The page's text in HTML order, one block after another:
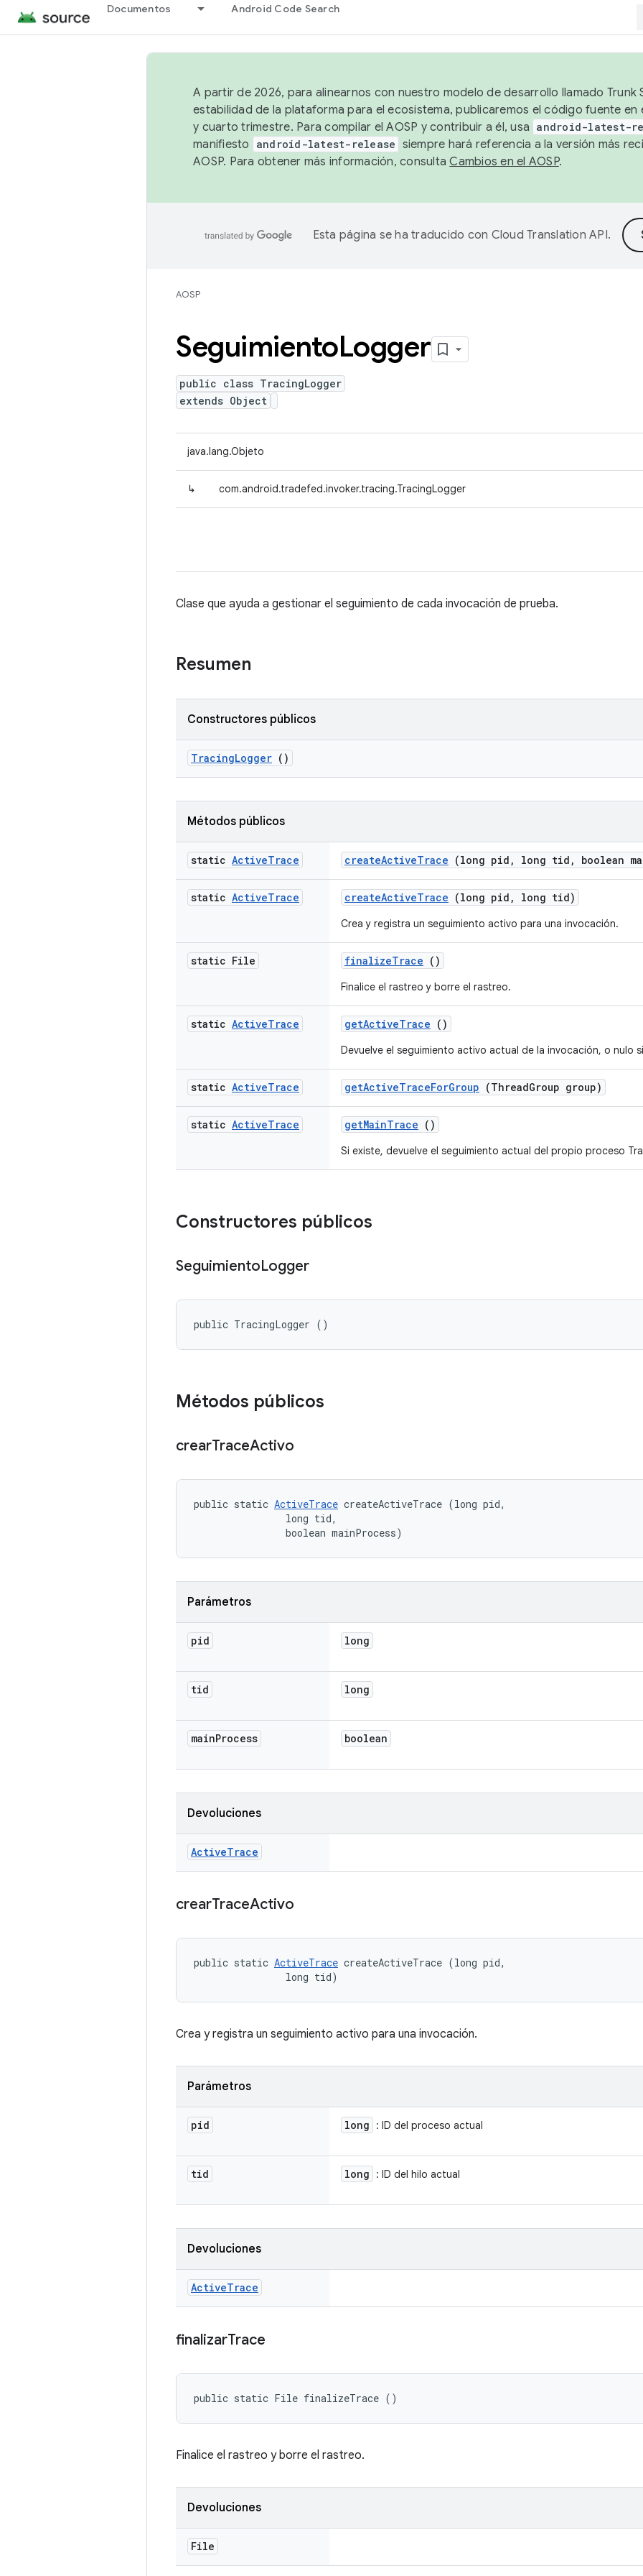
Documentos Android Code Search
A partir de 2026, para alinearnos con nuestro modelo de desarrollo llamado Trunk
estabilidad de la plataforma para el ecosistema, publicaremos el código fuente en
y cuarto trimestre. Para compilar el AOSP y contribuir a él, usa android-latest-
manifiesto
android-latest-release siempre hará referencia a la versión más
AOSP. Para obtener más información, consultaCambios en el AOSP.
Esta página se ha traducido con Cloud Translation API.
AOSP
SeguimientoLogger
public class TracingLogger
extends Object
java.lang.Objeto
↳ com.android.tradefed.invoker.tracing.TracingLogger
Clase que ayuda a gestionar el seguimiento de cada invocación de prueba.
Resumen
Constructores públicos
TracingLogger ()
Métodos públicos
static ActiveTrace createActiveTrace (long pid , long tid , boolean
static ActiveTrace createActiveTrace (long pid , long tid)
Crea y registra un seguimiento activo para una invocación.
static File finalizeTrace ()
Finalice el rastreo y borre el rastreo.
static ActiveTrace getActiveTrace ()
Devuelve el seguimiento activo actual de la invocación, o nulo
static ActiveTrace getActiveTraceForGroup (ThreadGroup group)
static ActiveTrace getMainTrace ()
Si existe, devuelve el seguimiento actual del propio proceso
Constructores públicos
SeguimientoLogger
public TracingLogger ()
Métodos públicos
crearTraceActivo
public static ActiveTrace createActiveTrace (long pid,
                long tid,
                boolean mainProcess)
Parámetros
pid long
tid long
mainProcess boolean
Devoluciones
ActiveTrace
crearTraceActivo
public static ActiveTrace createActiveTrace (long pid,
                long tid)
Crea y registra un seguimiento activo para una invocación.
Parámetros
pid long : ID del proceso actual
tid long : ID del hilo actual
Devoluciones
ActiveTrace
finalizarTrace
public static File finalizeTrace ()
Finalice el rastreo y borre el rastreo.
Devoluciones
File